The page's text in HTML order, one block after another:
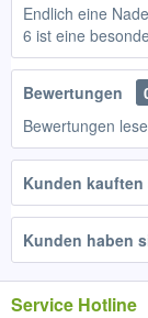
Endlich eine
6 ist eine
Bewertungen
Bewertungen
Kunden kauften
Kunden haben
Service Hotline